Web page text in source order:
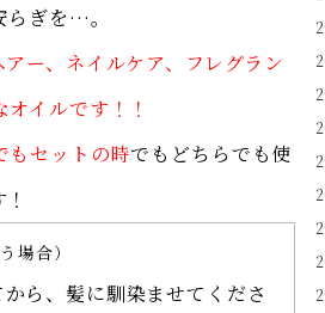
らぎを…。
ー、ネイルケア、フレグラン
イルです！！
もセットの時でもどちらでも使
場合）
ら、髪に馴染ませてくださ